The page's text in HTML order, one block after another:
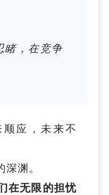
睹，在竞争
应，未来不
渊。
在无限的担忧